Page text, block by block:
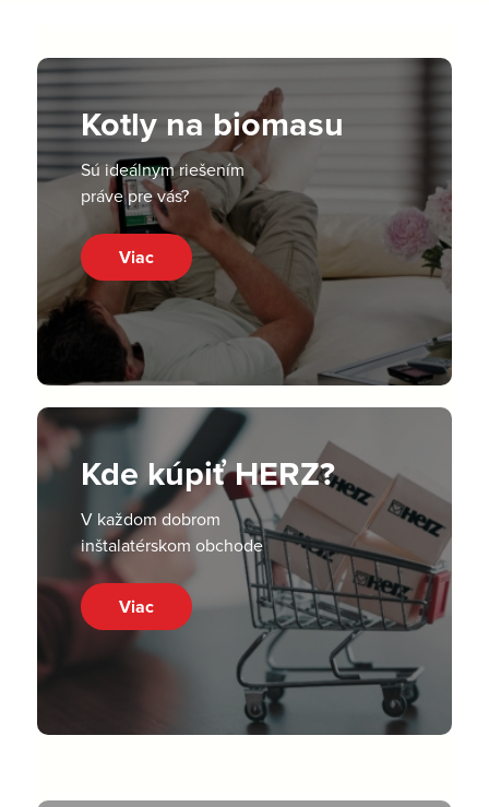
Kotly na biomasu
Sú ideálnym riešením
práve pre vás?
Viac
Kde kúpiť HERZ?
V každom dobrom
inštalatérskom obchode
Viac